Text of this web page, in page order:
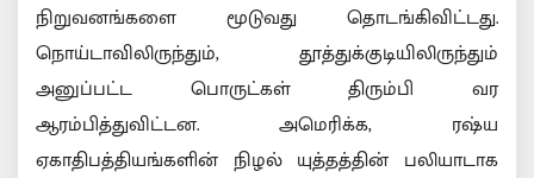
நிறுவனங்களை மூடுவது தொடங்கிவிட்டது.
நொய்டாவிலிருந்தும், தூத்துக்குடியிலிருந்தும்
அனுப்பட்ட பொருட்கள் திரும்பி வர
ஆரம்பித்துவிட்டன. அமெரிக்க, ரஷ்ய
ஏகாதிபத்தியங்களின் நிழல் யுத்தத்தின் பலியாடாக